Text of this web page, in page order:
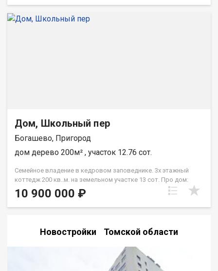
газифицирован, вода центральная, имеется система
водоочистки. Была произведена замена кровельного
материала. Территория возле дома благоустроена, также
Дом, Школьный пер
Богашево, Пригород
дом дерево 200м² , участок 12.76 сот.
Семейное владение в кедровом заповеднике. 3х этажный
коттедж 200 кв..м. на земельном участке 13 сот. Про дом:
Основной дом площадью 200м2. 2019 года постройки,
полностью готов к внутренней отделке. Оцилиндрованное
бревно, диаметр 26 см. Фундамент ленточный, основательный
расположены 4 строения: - Современный гостевой дом-баня.
этаже прихожая, кухня-студия, душ, санузел, парная и коридор
с лестницей на второй этаж. На втором этаже спальня с
10 900 000 ₽
Новостройки Томской области